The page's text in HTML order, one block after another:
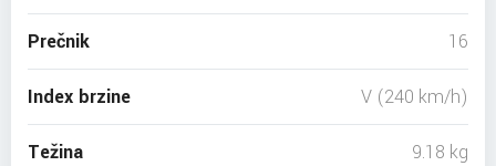
Prečnik 16
Index brzine V (240 km/h)
Težina 9.18 kg